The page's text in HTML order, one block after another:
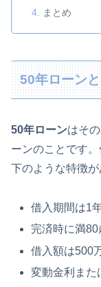
まとめ
50年ローン
50年ローンはそ
ーンのことです
下のような特徴が
借入期間は1
完済時に満80
借入額は500
変動金利また